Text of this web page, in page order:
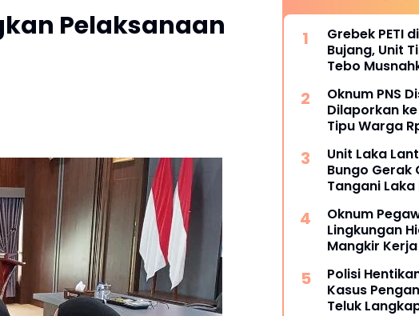
Pelaksanaan
Grebek PETI
Bujang, Unit
Tebo
Dibakar
Oknum PNS
Dilaporkan
Tipu Warga
Unit Laka
Bungo Gerak
Tangani
Oknum
Lingkungan
Mangkir
Bungkam
Polisi
Kasus
Teluk